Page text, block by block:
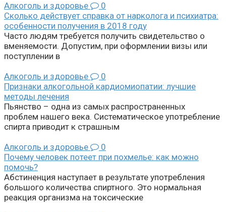
Алкоголь и здоровье
0
Сколько действует справка от нарколога и психиатра:
особенности получения в 2018 году
Часто людям требуется получить свидетельство о
вменяемости. Допустим, при оформлении визы или
поступлении в
Алкоголь и здоровье
0
Признаки алкогольной кардиомиопатии: лучшие
методы лечения
Пьянство – одна из самых распространенных
проблем нашего века. Систематическое употребление
спирта приводит к страшным
Алкоголь и здоровье
0
Почему человек потеет при похмелье: как можно
помочь?
Абстиненция наступает в результате употребления
большого количества спиртного. Это нормальная
реакция организма на токсические